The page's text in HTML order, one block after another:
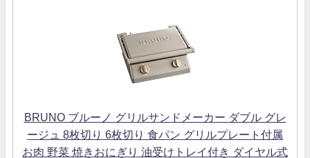
BRUNO ブルーノ グリルサンドメーカー ダブル グレ
ージュ 8枚切り 6枚切り 食パン グリルプレート付属
お肉 野菜 焼きおにぎり 油受けトレイ付き ダイヤル式